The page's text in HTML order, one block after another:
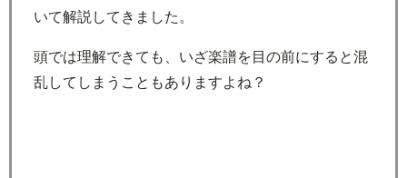
いて解説してきました。
頭では理解できても、いざ楽譜を目の前にすると混
乱してしまうこともありますよね？